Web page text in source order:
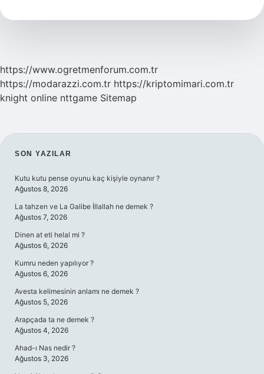
Ne
https://www.ogretmenforum.com.tr
https://modarazzi.com.tr https://kriptomimari.com.tr
knight online nttgame Sitemap
SIDEBAR
SON YAZILAR
Kutu kutu pense oyunu kaç kişiyle oynanır ?
Ağustos 8, 2026
La tahzen ve La Galibe İllallah ne demek ?
Ağustos 7, 2026
Dinen at eti helal mi ?
Ağustos 6, 2026
Kumru neden yapılıyor ?
Ağustos 6, 2026
Avesta kelimesinin anlamı ne demek ?
Ağustos 5, 2026
Arapçada ta ne demek ?
Ağustos 4, 2026
Ahad-ı Nas nedir ?
Ağustos 3, 2026